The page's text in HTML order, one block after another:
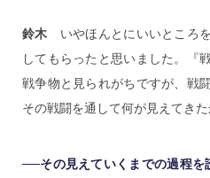
鈴木 いやほんとにいいところ
してもらったと思いました。『
戦争物と見られがちですが、戦
その戦闘を通して何が見えてき
──その見えていくまでの過程を